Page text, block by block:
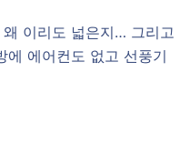
이리도 넓은지… 그리고
에 에어컨도 없고 선풍기